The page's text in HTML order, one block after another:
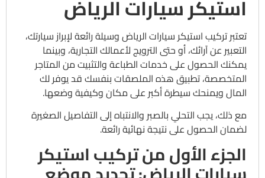
استيكر سيارات الرياض
تعتبر تركيب استيكر سيارات الرياض وسيلة رائعة لإبراز سيارتك،
التعبير عن آرائك، أو حتى الترويج لأعمالك التجارية، وبينما
يمكنك الحصول على خدمات الطباعة والتثبيت من المتاجر
المتخصصة، تطبيق هذه الملصقات بنفسك قد يوفر لك
المال ويمنحك سيطرة أكبر على مكان وكيفية وضعها.
مع ذلك، يجب التحلي بالصبر والانتباه إلى التفاصيل الصغيرة
لضمان الحصول على نتيجة نهائية رائعة.
الجزء الأول من تركيب استيكر